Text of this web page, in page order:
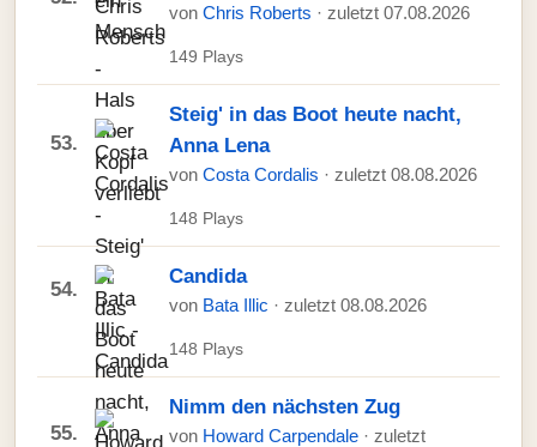
von Chris Roberts · zuletzt 07.08.2026
149 Plays
53.
Steig' in das Boot heute nacht,
Anna Lena
von Costa Cordalis · zuletzt 08.08.2026
148 Plays
54.
Candida
von Bata Illic · zuletzt 08.08.2026
148 Plays
55.
Nimm den nächsten Zug
von Howard Carpendale · zuletzt